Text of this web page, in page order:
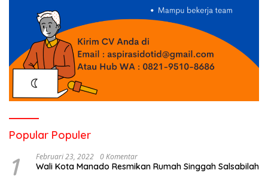
Popular Populer
1 Februari 23, 2022 0 Komentar
Wali Kota Manado Resmikan Rumah Singgah Salsabilah